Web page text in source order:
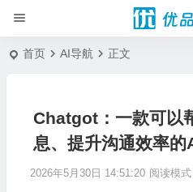
首页 AI导航 正文
Chatgot：一款可以
息、提升沟通效率的
2026年5月30日 14:51:20 阅读模式